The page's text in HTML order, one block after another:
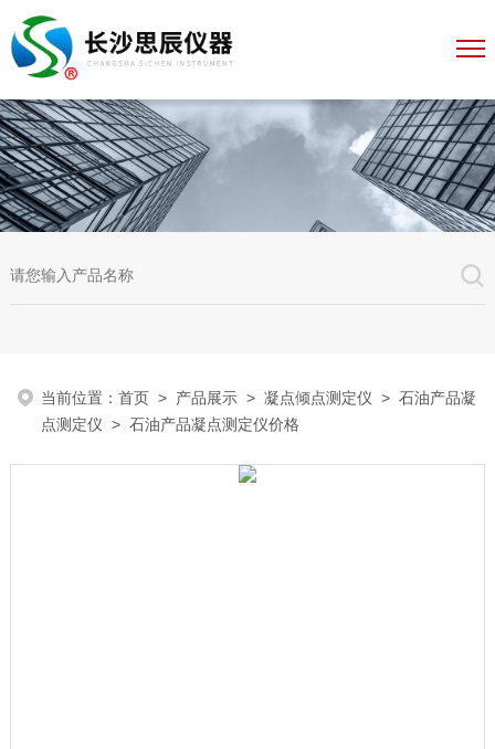
当前位置：首页 > 产品展示 >凝点倾点测定仪 >石油产品凝
点测定仪 > 石油产品凝点测定仪价格